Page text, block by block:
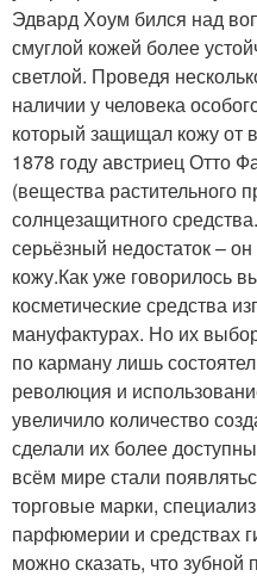
Эдвард Хоум бился над
смуглой кожей более
светлой. Проведя
наличии у человека
который защищал кожу от
1878 году австриец Отто
(вещества растительного
солнцезащитного
серьёзный недостаток –
кожу.Как уже говорилось
косметические средства
мануфактурах. Но их
по карману лишь
революция и
увеличило количество
сделали их более
всём мире стали
торговые марки,
парфюмерии и средствах
можно сказать, что зубной